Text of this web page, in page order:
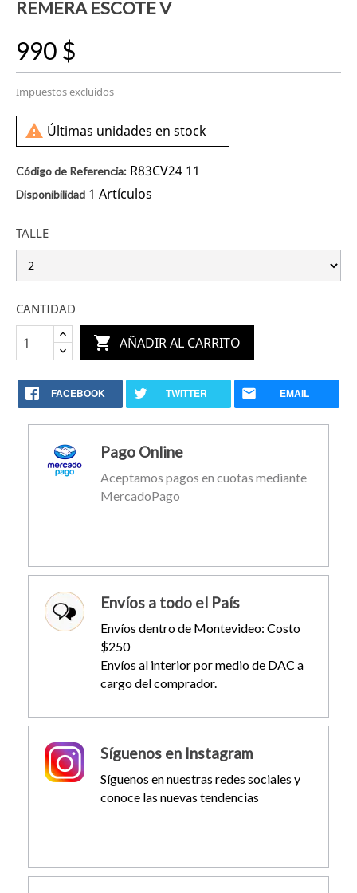
REMERA ESCOTE V
990 $
Impuestos excluidos
 Últimas unidades en stock
Código de Referencia: R83CV24 11
Disponibilidad 1 Artículos
TALLE
CANTIDAD
 AÑADIR AL CARRITO
FACEBOOK TWITTER EMAIL
Pago Online
Aceptamos pagos en cuotas mediante
MercadoPago
Envíos a todo el País
Envíos dentro de Montevideo: Costo
$250
Envíos al interior por medio de DAC a
cargo del comprador.
Síguenos en Instagram
Síguenos en nuestras redes sociales y
conoce las nuevas tendencias